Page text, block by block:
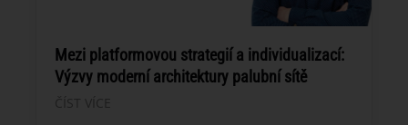
Mezi platformovou strategií a individualizací:
Výzvy moderní architektury palubní sítě